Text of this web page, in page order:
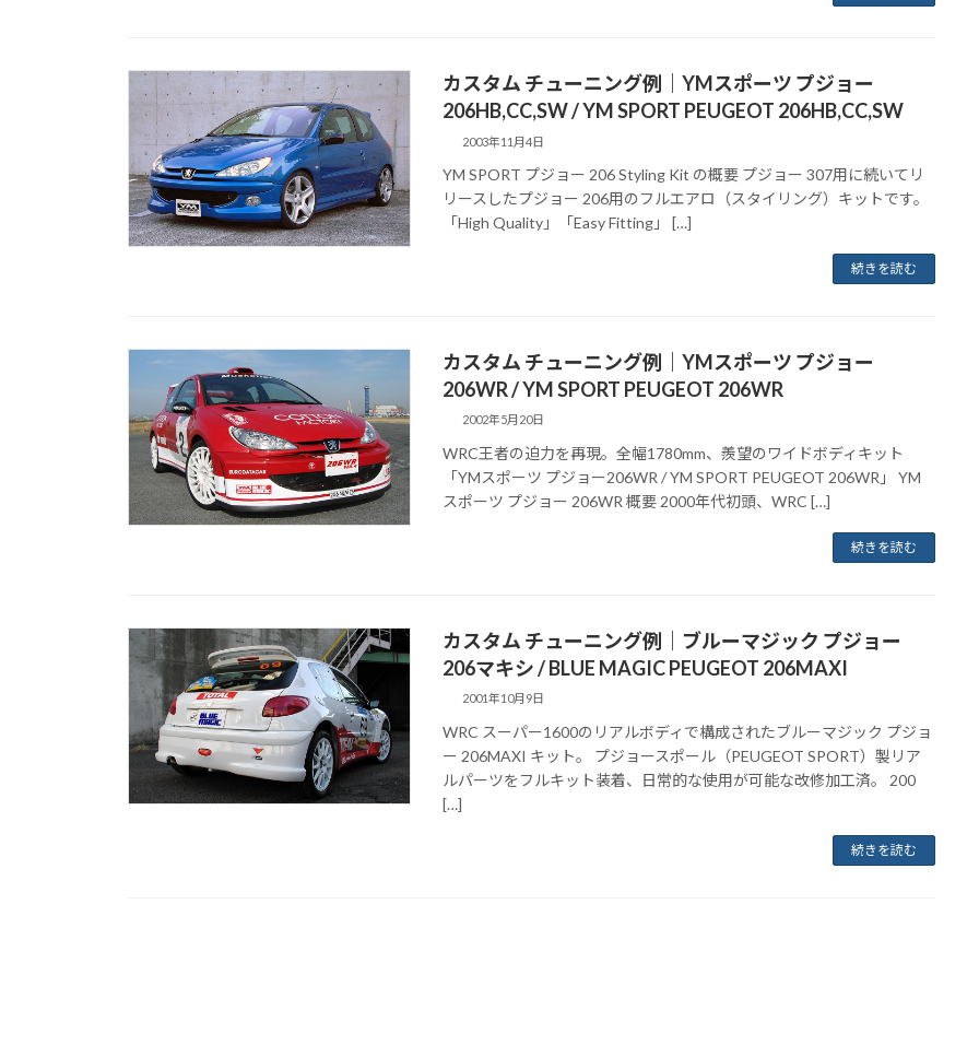
カスタム チューニング例｜YMスポーツ プジョー
206HB,CC,SW / YM SPORT PEUGEOT 206HB,CC,SW
2003年11月4日
YM SPORT プジョー 206 Styling Kit の概要 プジョー 307用に続いてリ
リースしたプジョー 206用のフルエアロ（スタイリング）キットです。
「High Quality」「Easy Fitting」 […]
続きを読む
カスタム チューニング例｜YMスポーツ プジョー
206WR / YM SPORT PEUGEOT 206WR
2002年5月20日
WRC王者の迫力を再現。全幅1780mm、羨望のワイドボディキット
「YMスポーツ プジョー206WR / YM SPORT PEUGEOT 206WR」 YM
スポーツ プジョー 206WR 概要 2000年代初頭、WRC […]
続きを読む
カスタム チューニング例｜ブルーマジック プジョー
206マキシ / BLUE MAGIC PEUGEOT 206MAXI
2001年10月9日
WRC スーパー1600のリアルボディで構成されたブルーマジック プジョ
ー 206MAXI キット。 プジョースポール（PEUGEOT SPORT）製リア
ルパーツをフルキット装着、日常的な使用が可能な改修加工済。 200
[…]
続きを読む